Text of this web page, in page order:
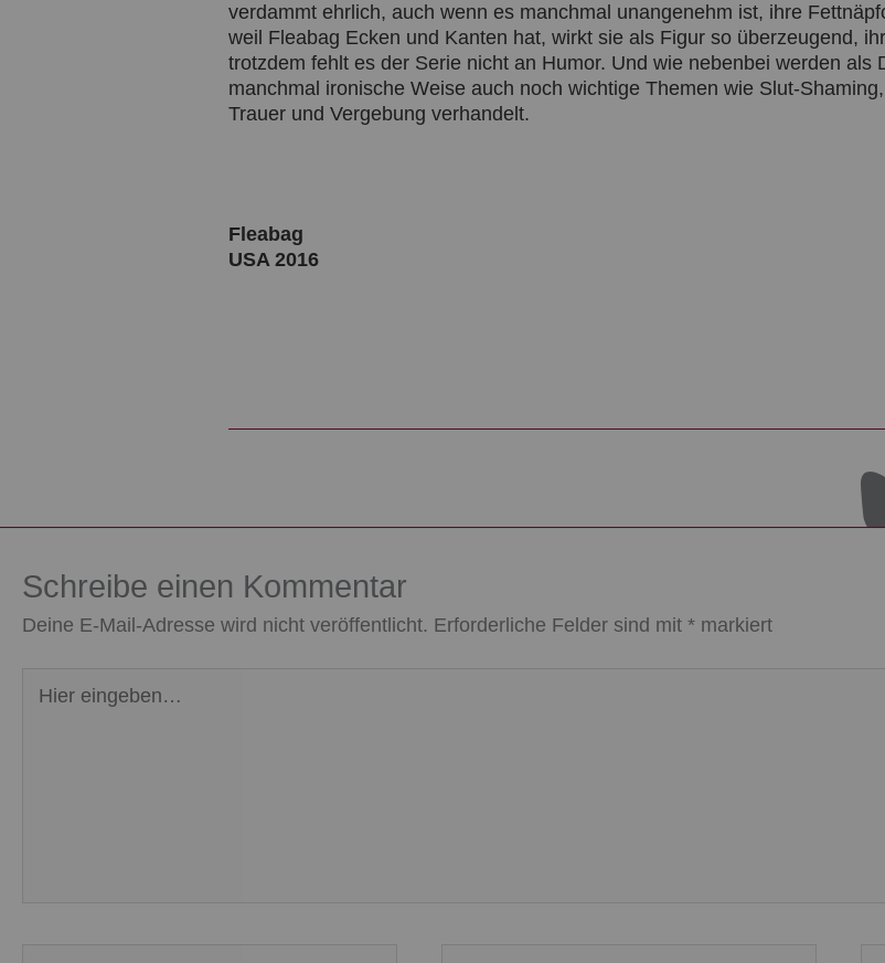
verdammt ehrlich, auch wenn es manchmal unangenehm ist, ihre
weil Fleabag Ecken und Kanten hat, wirkt sie als Figur so überzeugend,
trotzdem fehlt es der Serie nicht an Humor. Und wie nebenbei werden als
manchmal ironische Weise auch noch wichtige Themen wie Slut-
Trauer und Vergebung verhandelt.
Fleabag
USA 2016
Schreibe einen Kommentar
Deine E-Mail-Adresse wird nicht veröffentlicht. Erforderliche Felder sind mit * markiert
eingeben…